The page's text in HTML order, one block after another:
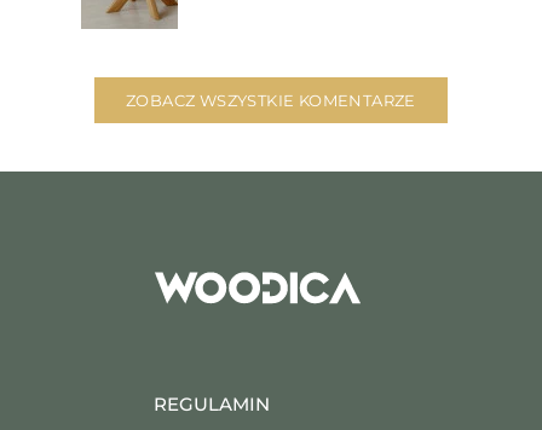
ZOBACZ WSZYSTKIE KOMENTARZE
REGULAMIN